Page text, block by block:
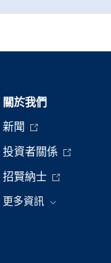
關於我們
新聞
投資者關係
招賢納士
更多資訊